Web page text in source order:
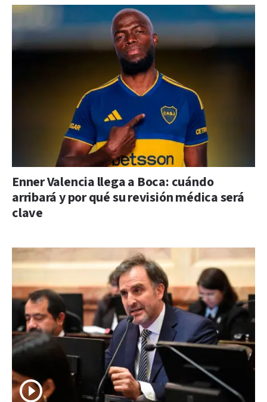
Enner Valencia llega a Boca: cuándo
arribará y por qué su revisión médica será
clave